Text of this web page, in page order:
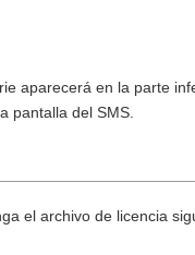
aparecerá en la parte
pantalla del SMS.
el archivo de licencia